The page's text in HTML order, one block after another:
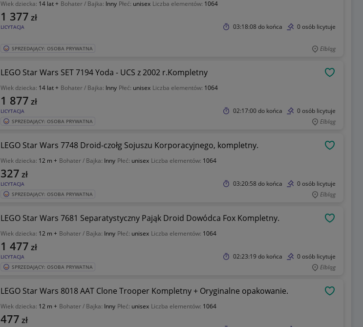
Wiek dziecka: 14 lat + Bohater / Bajka: Inny Płeć: unisex Liczba elementów: 1064
LICYTACJA
1 377 zł
03:18:08 do końca 0 osób licytuje
SPRZEDAJĄCY: OSOBA PRYWATNA Elbląg
LEGO Star Wars SET 7194 Yoda - UCS z 2002 r.Kompletny
Wiek dziecka: 14 lat + Bohater / Bajka: Inny Płeć: unisex Liczba elementów: 1064
LICYTACJA
1 877 zł
02:17:00do końca 0 osób licytuje
SPRZEDAJĄCY: OSOBA PRYWATNA Elbląg
LEGO Star Wars 7748 Droid-czołg Sojuszu Korporacyjnego, kompletny.
Wiek dziecka: 12 m + Bohater / Bajka: Inny Płeć: unisex Liczba elementów: 1064
LICYTACJA
327 zł
03:20:58 do końca 0 osób licytuje
SPRZEDAJĄCY: OSOBA PRYWATNA Elbląg
LEGO Star Wars 7681 Separatystyczny Pająk Droid Dowódca Fox Kompletny.
Wiek dziecka: 12 m + Bohater / Bajka: Inny Płeć: unisex Liczba elementów: 1064
LICYTACJA
1 477 zł
02:23:19 do końca 0 osób licytuje
SPRZEDAJĄCY: OSOBA PRYWATNA Elbląg
LEGO Star Wars 8018 AAT Clone Trooper Kompletny + Oryginalne opakowanie.
Wiek dziecka: 12 m + Bohater / Bajka: Inny Płeć: unisex Liczba elementów: 1064
477 zł